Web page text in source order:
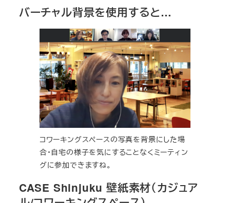
バーチャル背景を使用すると…
コワーキングスペースの写真を背景にした場
合・自宅の様子を気にすることなくミーティン
グに参加できますね。
CASE Shinjuku 壁紙素材（カジュア